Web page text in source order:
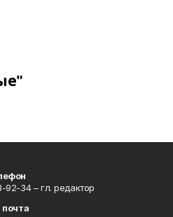
92-34 – гл. редактор
почта